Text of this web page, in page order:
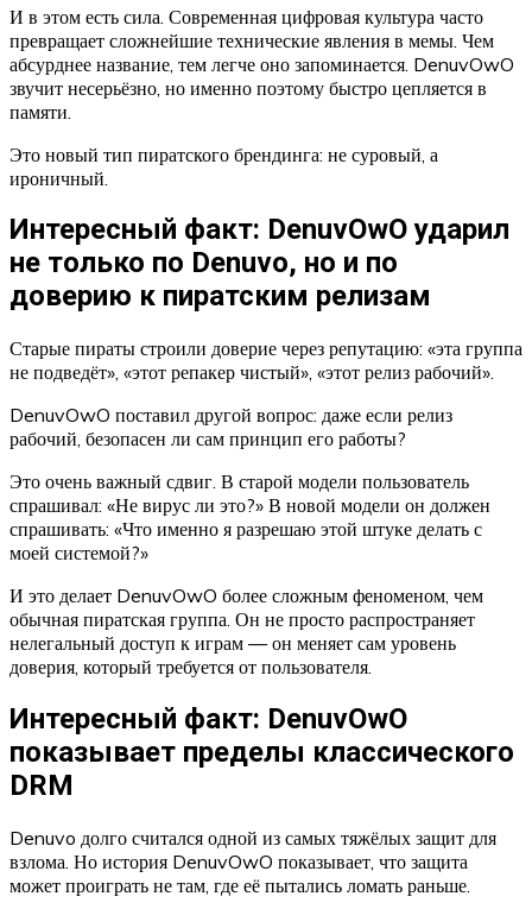
И в этом есть сила. Современная цифровая культура часто
превращает сложнейшие технические явления в мемы. Чем
абсурднее название, тем легче оно запоминается. DenuvOwO
звучит несерьёзно, но именно поэтому быстро цепляется в
памяти.
Это новый тип пиратского брендинга: не суровый, а
ироничный.
Интересный факт: DenuvOwO ударил
не только по Denuvo, но и по
доверию к пиратским релизам
Старые пираты строили доверие через репутацию: «эта группа
не подведёт», «этот репакер чистый», «этот релиз рабочий».
DenuvOwO поставил другой вопрос: даже если релиз
рабочий, безопасен ли сам принцип его работы?
Это очень важный сдвиг. В старой модели пользователь
спрашивал: «Не вирус ли это?» В новой модели он должен
спрашивать: «Что именно я разрешаю этой штуке делать с
моей системой?»
И это делает DenuvOwO более сложным феноменом, чем
обычная пиратская группа. Он не просто распространяет
нелегальный доступ к играм — он меняет сам уровень
доверия, который требуется от пользователя.
Интересный факт: DenuvOwO
показывает пределы классического
DRM
Denuvo долго считался одной из самых тяжёлых защит для
взлома. Но история DenuvOwO показывает, что защита
может проиграть не там, где её пытались ломать раньше.